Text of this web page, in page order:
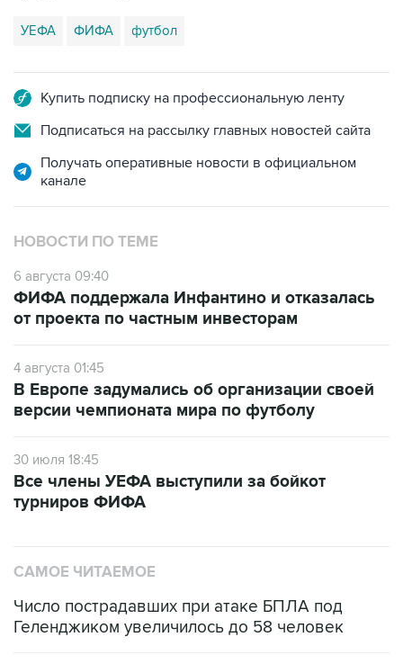
УЕФА ФИФА футбол
Купить подписку на профессиональную ленту
Подписаться на рассылку главных новостей сайта
Получать оперативные новости в официальном
канале
НОВОСТИ ПО ТЕМЕ
6 августа 09:40
ФИФА поддержала Инфантино и отказалась
от проекта по частным инвесторам
4 августа 01:45
В Европе задумались об организации своей
версии чемпионата мира по футболу
30 июля 18:45
Все члены УЕФА выступили за бойкот
турниров ФИФА
САМОЕ ЧИТАЕМОЕ
Число пострадавших при атаке БПЛА под
Геленджиком увеличилось до 58 человек